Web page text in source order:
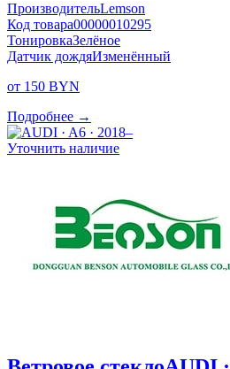
ПроизводительLemson
Код товара00000010295
ТонировкаЗелёное
Датчик дождяИзменённый
от 150 BYN
Подробнее →
Уточнить наличие